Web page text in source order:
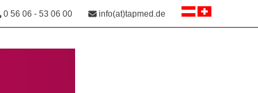
0 56 06 - 53 06 00 info(at)tapmed.de